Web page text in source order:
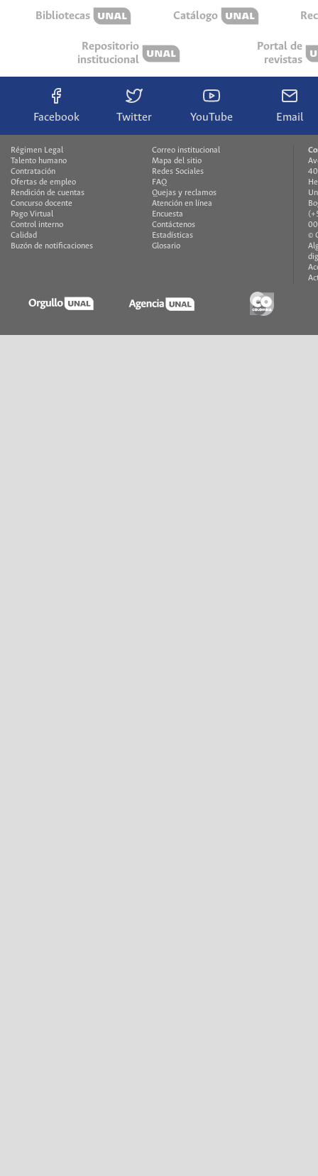
Bibliotecas Catálogo
Repositorio
institucional
Portal de
revistas
Facebook Twitter YouTube Email
Régimen Legal
Talento humano
Contratación
Ofertas de empleo
Rendición de cuentas
Concurso docente
Pago Virtual
Control interno
Calidad
Buzón de notificaciones
Correo institucional
Mapa del sitio
Redes Sociales
FAQ
Quejas y reclamos
Atención en línea
Encuesta
Contáctenos
Estadísticas
Glosario
©